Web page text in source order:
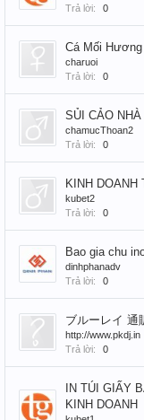
Trả lời:
0
Cá Mối Hương
charuoi
Trả lời:
0
SỦI CẢO
chamucThoan2
Trả lời:
0
KINH DOANH
kubet2
Trả lời:
0
Bao gia chu
dinhphanadv
Trả lời:
0
ブルーレイ 通
http://www.pkdj.in
Trả lời:
0
IN TÚI GIẤY
KINH DOANH